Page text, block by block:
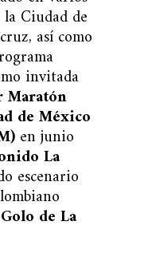
Ciudad de
así como
invitada
Maratón
de México
en junio
La
escenario
de La